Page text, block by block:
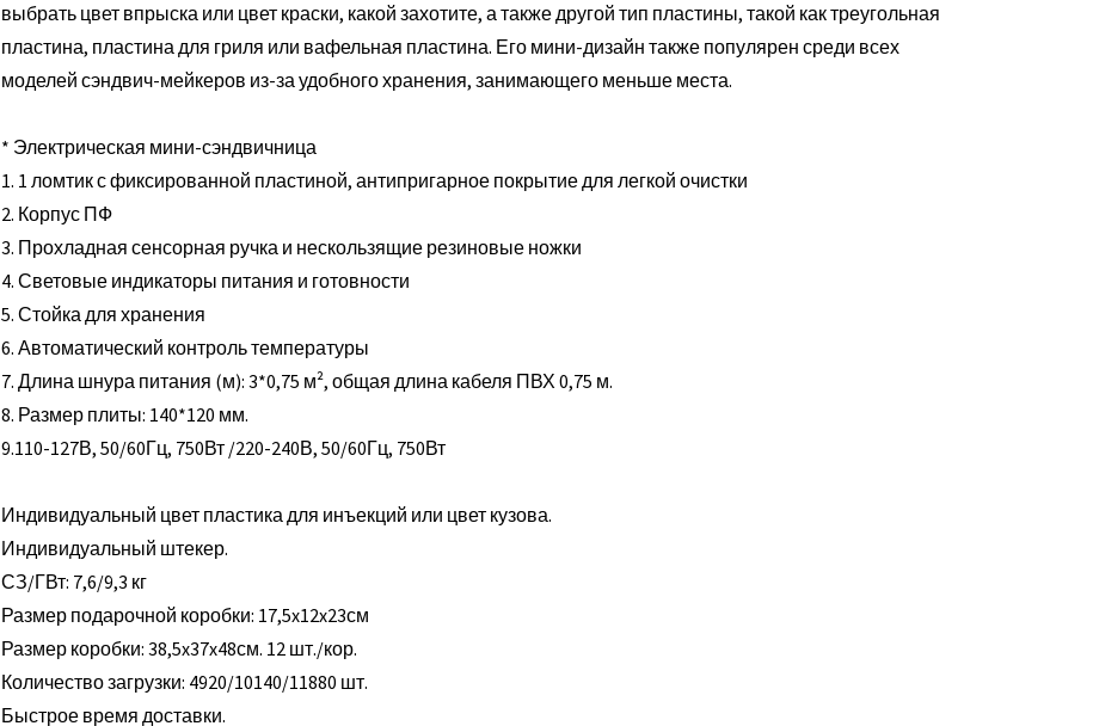
выбрать цвет впрыска или цвет краски, какой захотите, а также другой тип пластины, такой как треугольная
пластина, пластина для гриля или вафельная пластина. Его мини-дизайн также популярен среди всех
моделей сэндвич-мейкеров из-за удобного хранения, занимающего меньше места.
* Электрическая мини-сэндвичница
1. 1 ломтик с фиксированной пластиной, антипригарное покрытие для легкой очистки
2. Корпус ПФ
3. Прохладная сенсорная ручка и нескользящие резиновые ножки
4. Световые индикаторы питания и готовности
5. Стойка для хранения
6. Автоматический контроль температуры
7. Длина шнура питания (м): 3*0,75 м², общая длина кабеля ПВХ 0,75 м.
8. Размер плиты: 140*120 мм.
9.110-127В, 50/60Гц, 750Вт /220-240В, 50/60Гц, 750Вт
Индивидуальный цвет пластика для инъекций или цвет кузова.
Индивидуальный штекер.
СЗ/ГВт: 7,6/9,3 кг
Размер подарочной коробки: 17,5x12x23см
Размер коробки: 38,5x37x48см. 12 шт./кор.
Количество загрузки: 4920/10140/11880 шт.
Быстрое время доставки.